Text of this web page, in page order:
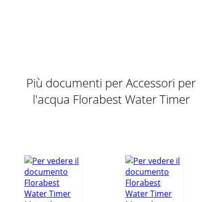
Più documenti per Accessori per
l'acqua Florabest Water Timer